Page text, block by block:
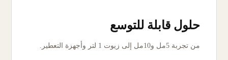
حلول قابلة للتوسع
من تجربة 5مل و10مل إلى زيوت 1 لتر وأجهزة التعطير.